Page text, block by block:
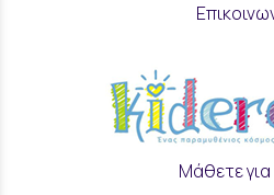
Μάθετε